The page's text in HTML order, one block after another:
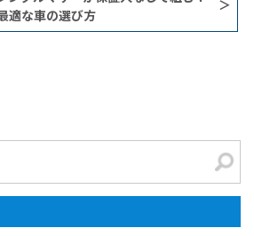
適な車の選び方